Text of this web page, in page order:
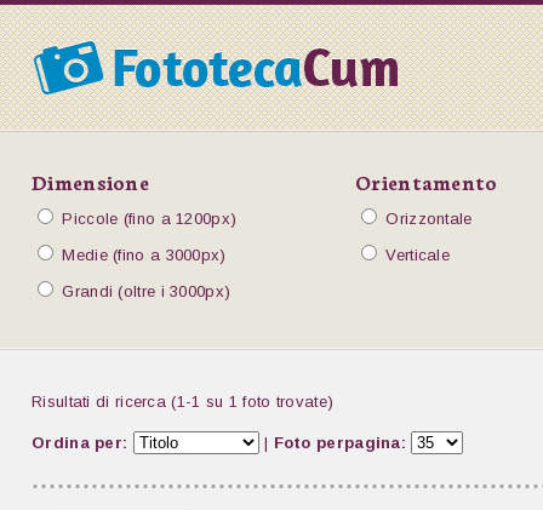
Dimensione Orientamento
Piccole (fino a 1200px)
Orizzontale
Medie (fino a 3000px)
Verticale
Grandi (oltre i 3000px)
Risultati di ricerca (1-1 su 1 foto trovate)
Ordina per: | Foto perpagina: